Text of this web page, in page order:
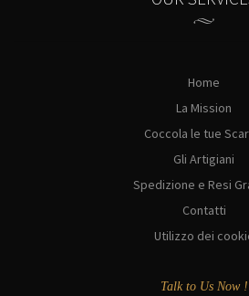
Home
La Mission
Coccola le tue
Gli Artigiani
Spedizione e Resi
Contatti
Utilizzo dei
Talk to Us Now !